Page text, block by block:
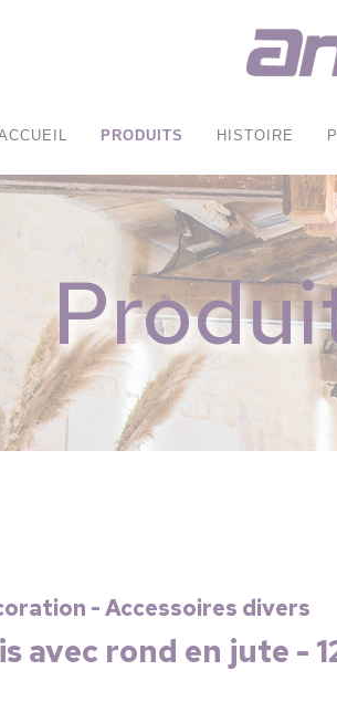
PRODUITS HISTOIRE
- Accessoires divers
avec rond en jute -